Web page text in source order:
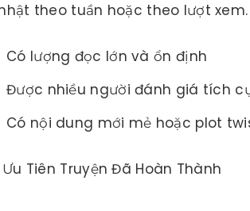
theo tuần hoặc theo lượt
Có lượng đọc lớn và ổn định
Được nhiều người đánh giá tích
Có nội dung mới mẻ hoặc plot
Ưu Tiên Truyện Đã Hoàn Thành